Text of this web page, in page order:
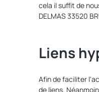
cela il suffit de
DELMAS 33520
Liens
Afin de faciliter
de liens.